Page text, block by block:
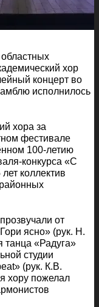
хор
концерт во
исполнилось
хора за
фестивале
100-летию
конкурса «С
коллектив
от
ясно» (рук. Н.
танца «Радуга»
студии
(рук. К.В.
хору пожелал